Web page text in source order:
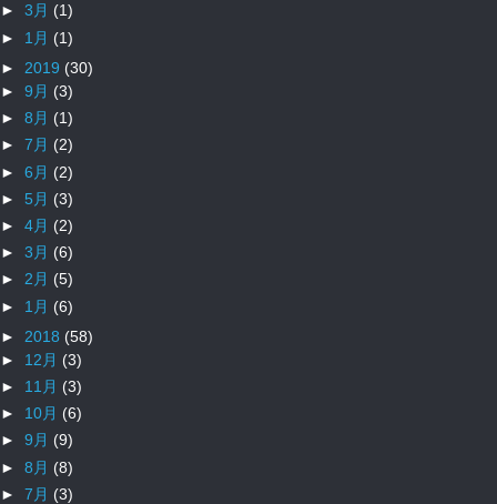
► 3月 (1)
► 1月 (1)
► 2019 (30)
► 9月 (3)
► 8月 (1)
► 7月 (2)
► 6月 (2)
► 5月 (3)
► 4月 (2)
► 3月 (6)
► 2月 (5)
► 1月 (6)
► 2018 (58)
► 12月 (3)
► 11月 (3)
► 10月 (6)
► 9月 (9)
► 8月 (8)
► 7月 (3)